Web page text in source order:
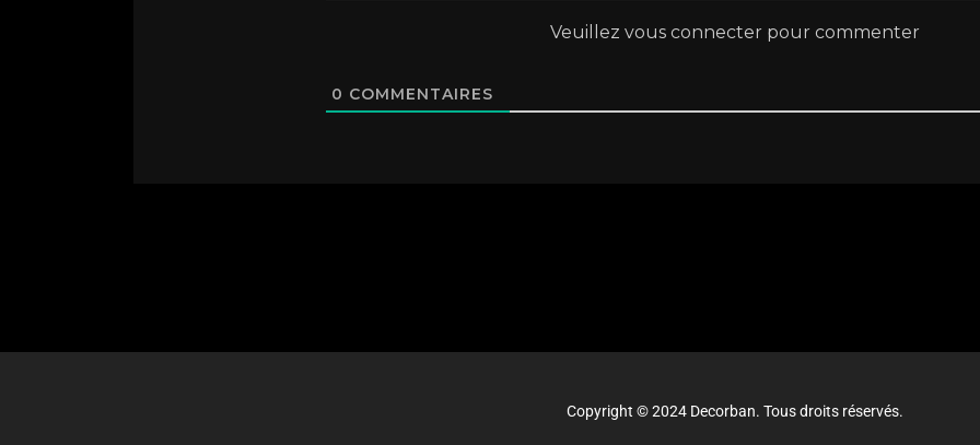
Veuillez vous connecter pour commenter
0 COMMENTAIRES
Copyright © 2024 Decorban. Tous droits réservés.